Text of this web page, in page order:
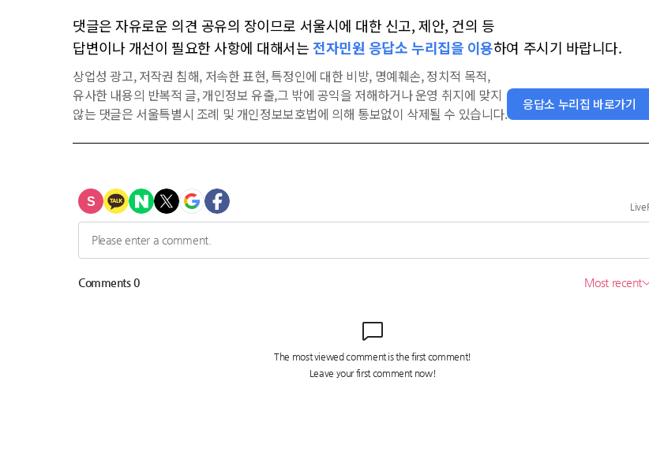
댓글은 자유로운 의견 공유의 장이므로 서울시에 대한 신고, 제안, 건의 등
답변이나 개선이 필요한 사항에 대해서는 전자민원 응답소 누리집을 이용하여 주시기 바랍니다.
상업성 광고, 저작권 침해, 저속한 표현, 특정인에 대한 비방, 명예훼손, 정치적 목적,
유사한 내용의 반복적 글, 개인정보 유출,그 밖에 공익을 저해하거나 운영 취지에 맞지
않는 댓글은 서울특별시 조례 및 개인정보보호법에 의해 통보없이 삭제될 수 있습니다.
응답소 누리집 바로가기